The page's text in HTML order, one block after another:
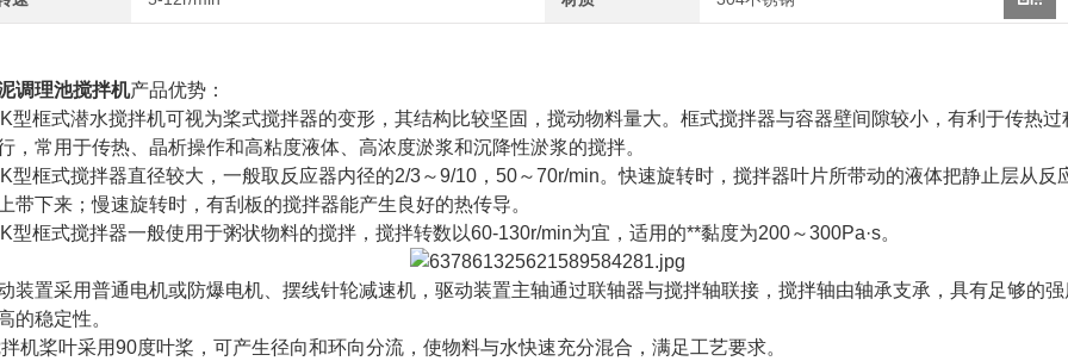
调理池搅拌机产品优势：
型框式潜水搅拌机可视为桨式搅拌器的变形，其结构比较坚固，搅动物料量大。框式搅拌器与容器壁间隙较小，有利于传热过
，常用于传热、晶析操作和高粘度液体、高浓度淤浆和沉降性淤浆的搅拌。
型框式搅拌器直径较大，一般取反应器内径的2/3～9/10，50～70r/min。快速旋转时，搅拌器叶片所带动的液体把静止层从反
带下来；慢速旋转时，有刮板的搅拌器能产生良好的热传导。
型框式搅拌器一般使用于粥状物料的搅拌，搅拌转数以60-130r/min为宜，适用的**黏度为200～300Pa·s。
装置采用普通电机或防爆电机、摆线针轮减速机，驱动装置主轴通过联轴器与搅拌轴联接，搅拌轴由轴承支承，具有足够的
的稳定性。
机桨叶采用90度叶桨，可产生径向和环向分流，使物料与水快速充分混合，满足工艺要求。